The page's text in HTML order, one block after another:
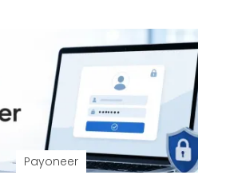
Payoneer